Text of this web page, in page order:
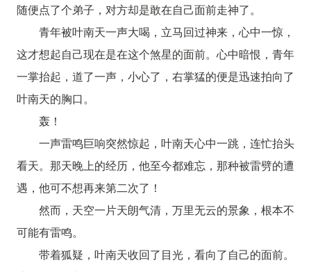
随便点了个弟子，对方却是敢在自己面前走神了。
青年被叶南天一声大喝，立马回过神来，心中一惊，
这才想起自己现在是在这个煞星的面前。心中暗恨，青年
一掌抬起，道了一声，小心了，右掌猛的便是迅速拍向了
叶南天的胸口。
轰！
一声雷鸣巨响突然惊起，叶南天心中一跳，连忙抬头
看天。那天晚上的经历，他至今都难忘，那种被雷劈的遭
遇，他可不想再来第二次了！
然而，天空一片天朗气清，万里无云的景象，根本不
可能有雷鸣。
带着狐疑，叶南天收回了目光，看向了自己的面前。